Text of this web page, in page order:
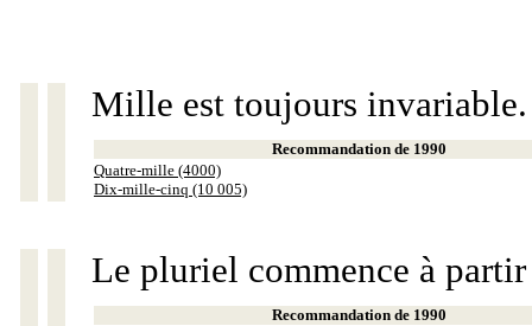
Mille est toujours invariable.
Recommandation de 1990
Quatre-mille (4000)
Dix-mille-cinq (10 005)
Le pluriel commence à
Recommandation de 1990